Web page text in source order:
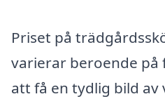
Priset på
varierar beroende på
att få en tydlig bild av